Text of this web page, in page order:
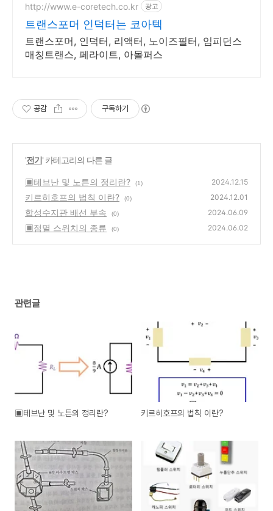
http://www.e-coretech.co.kr 광고
트랜스포머 인덕터는 코아텍
트랜스포머, 인덕터, 리액터, 노이즈필터, 임피던스
매칭트랜스, 페라이트, 아몰퍼스
공감 구독하기
'전기' 카테고리의 다른 글
▣테브난 및 노튼의 정리란? (1) 2024.12.15
키르히호프의 법칙 이란? (0) 2024.12.01
합성수지관 배선 부속 (0) 2024.06.09
▣점멸 스위치의 종류 (0) 2024.06.02
관련글
▣테브난 및 노튼의 정리란? 키르히호프의 법칙 이란?